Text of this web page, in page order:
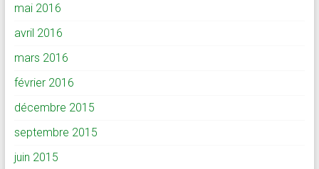
mai 2016
avril 2016
mars 2016
février 2016
décembre 2015
septembre 2015
juin 2015